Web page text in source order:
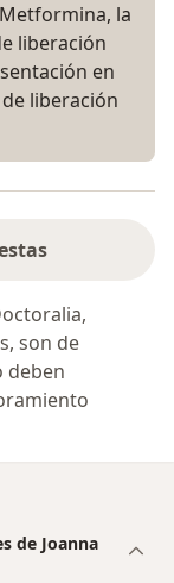
la
liberación
en
liberación
son de
deben
de Joanna